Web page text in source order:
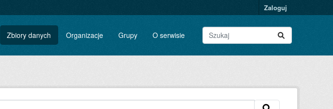
Zaloguj
Zbiory danych Organizacje Grupy O serwisie